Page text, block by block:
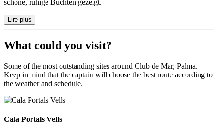
schöne, ruhige Buchten gezeigt.
Lire plus
What could you visit?
Some of the most outstanding sites around Club de Mar, Palma.
Keep in mind that the captain will choose the best route according to
the weather and schedule.
Cala Portals Vells
Cala Portals Vells